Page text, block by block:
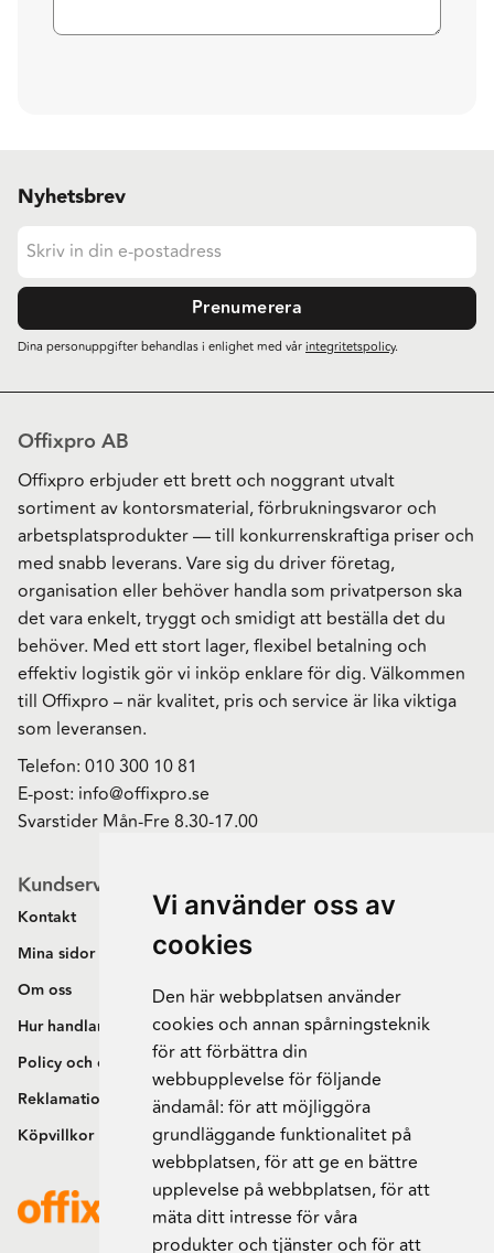
Vi använder oss av
cookies
Den här webbplatsen använder
cookies och annan spårningsteknik
för att förbättra din
webbupplevelse för följande
ändamål: för att möjliggöra
grundläggande funktionalitet på
webbplatsen,för att ge en bättre
upplevelse på webbplatsen,för att
mäta ditt intresse för våra
produkter och tjänster och för att
Nyhetsbrev
Prenumerera
Dina personuppgifter behandlas i enlighet med vårintegritetspolicy.
Offixpro AB
Offixpro erbjuder ett brett och noggrant utvalt
sortiment av kontorsmaterial, förbrukningsvaror och
arbetsplatsprodukter — till konkurrenskraftiga priser och
med snabb leverans. Vare sig du driver företag,
organisation eller behöver handla som privatperson ska
det vara enkelt, tryggt och smidigt att beställa det du
behöver. Med ett stort lager, flexibel betalning och
effektiv logistik gör vi inköp enklare för dig. Välkommen
till Offixpro – när kvalitet, pris och service är lika viktiga
som leveransen.
Telefon: 010 300 10 81
E-post: info@offixpro.se
Svarstider Mån-Fre 8.30-17.00
Kundservice
Kontakt
Mina sidor
Om oss
Hur handlar jag?
Policy och cookies
Reklamation och retur
Köpvillkor